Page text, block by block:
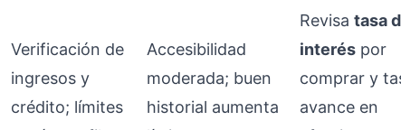
Verificación de
ingresos y
crédito; límites
Accesibilidad
moderada; buen
historial aumenta
Revisa tasa
interés por
comprar y
avance en